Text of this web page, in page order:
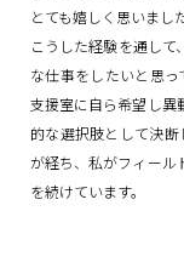
とても嬉しく思いました
こうした経験を通して
な仕事をしたいと思
支援室に自ら希望し異
的な選択肢として決
が経ち、私がフィール
を続けています。